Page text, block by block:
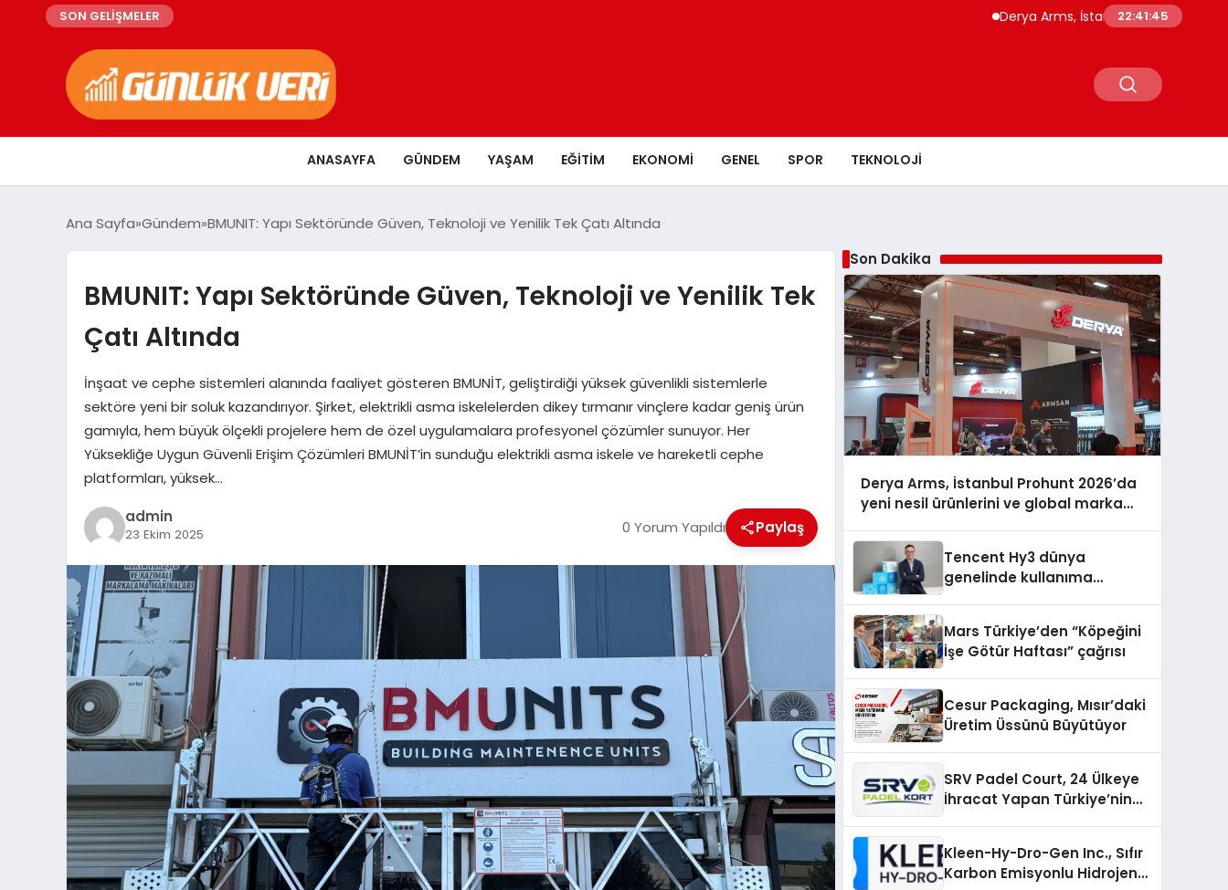
SON GELİŞMELER Derya Arms, İstanbul Prohunt 2026’da
22:41:46
ANASAYFA GÜNDEM YAŞAM EĞITIM EKONOMI GENEL SPOR TEKNOLOJI
Ana Sayfa Gündem BMUNIT: Yapı Sektöründe Güven, Teknoloji ve Yenilik Tek Çatı Altında
BMUNIT: Yapı Sektöründe Güven, Teknoloji ve Yenilik Tek
Çatı Altında
İnşaat ve cephe sistemleri alanında faaliyet gösteren BMUNİT, geliştirdiği yüksek güvenlikli sistemlerle
sektöre yeni bir soluk kazandırıyor. Şirket, elektrikli asma iskelelerden dikey tırmanır vinçlere kadar geniş ürün
gamıyla, hem büyük ölçekli projelere hem de özel uygulamalara profesyonel çözümler sunuyor. Her
Yüksekliğe Uygun Güvenli Erişim Çözümleri BMUNİT’in sunduğu elektrikli asma iskele ve hareketli cephe
platformları, yüksek…
admin
23 Ekim 2025 0 Yorum Yapıldı Paylaş
Son Dakika
Derya Arms, İstanbul Prohunt 2026’da
yeni nesil ürünlerini ve global marka
Tencent Hy3 dünya
genelinde kullanıma
Mars Türkiye’den “Köpeğini
İşe Götür Haftası” çağrısı
Cesur Packaging, Mısır’daki
Üretim Üssünü Büyütüyor
SRV Padel Court, 24 Ülkeye
İhracat Yapan Türkiye’nin
Kleen-Hy-Dro-Gen Inc., Sıfır
Karbon Emisyonlu Hidrojen